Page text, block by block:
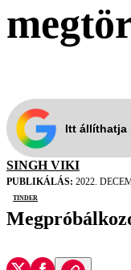
Itt állíthatja
SINGH VIKI
PUBLIKÁLÁS: 2022.
Tinder